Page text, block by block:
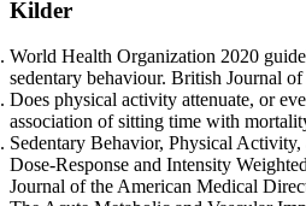
Kilder
World Health Organization 2020
sedentary behaviour. British Journal
Does physical activity attenuate, or
association of sitting time with
Sedentary Behavior, Physical
Dose-Response and Intensity
Journal of the American Medical